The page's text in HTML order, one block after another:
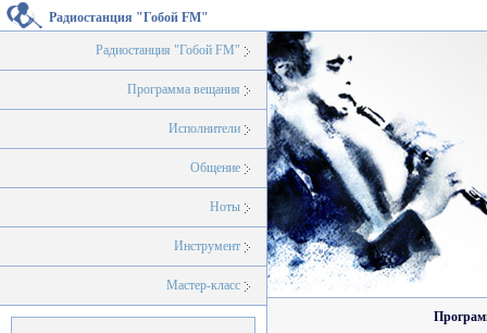
Радиостанция "Гобой FM"
Радиостанция "Гобой FM"
Программа вещания
Исполнители
Общение
Ноты
Инструмент
Мастер-класс